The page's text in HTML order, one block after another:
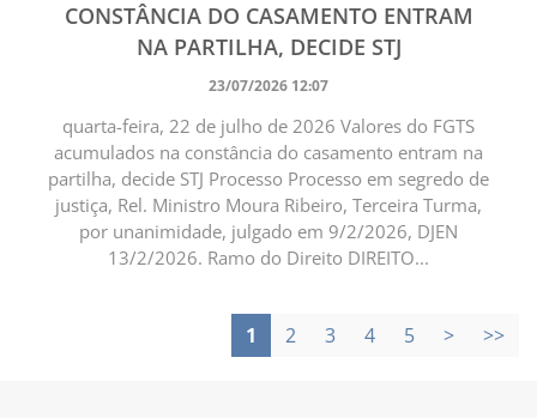
CONSTÂNCIA DO CASAMENTO ENTRAM
NA PARTILHA, DECIDE STJ
23/07/2026 12:07
quarta-feira, 22 de julho de 2026 Valores do FGTS
acumulados na constância do casamento entram na
partilha, decide STJ Processo Processo em segredo de
justiça, Rel. Ministro Moura Ribeiro, Terceira Turma,
por unanimidade, julgado em 9/2/2026, DJEN
13/2/2026. Ramo do Direito DIREITO...
1 2 3 4 5 > >>